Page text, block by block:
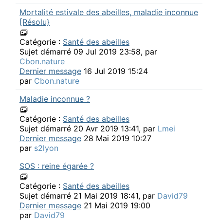
Mortalité estivale des abeilles, maladie inconnue
[Résolu}
Catégorie : Santé des abeilles
Sujet démarré 09 Jul 2019 23:58, par
Cbon.nature
Dernier message 16 Jul 2019 15:24
par Cbon.nature
Maladie inconnue ?
Catégorie : Santé des abeilles
Sujet démarré 20 Avr 2019 13:41, par Lmei
Dernier message 28 Mai 2019 10:27
par s2lyon
SOS : reine égarée ?
Catégorie : Santé des abeilles
Sujet démarré 21 Mai 2019 18:41, par David79
Dernier message 21 Mai 2019 19:00
par David79